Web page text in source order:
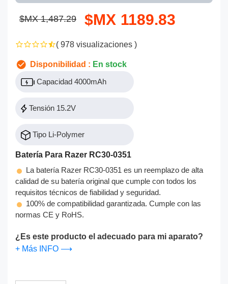
$MX 1,487.29 $MX 1189.83
( 978 visualizaciones )
Disponibilidad : En stock
Capacidad 4000mAh
Tensión 15.2V
Tipo Li-Polymer
Batería Para Razer RC30-0351
La batería Razer RC30-0351 es un reemplazo de alta
calidad de su batería original que cumple con todos los
requisitos técnicos de fiabilidad y seguridad.
100% de compatibilidad garantizada. Cumple con las
normas CE y RoHS.
¿Es este producto el adecuado para mi aparato?
+ Más INFO ⟶